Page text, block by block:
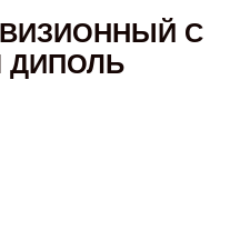
C
ДИПОЛЬ